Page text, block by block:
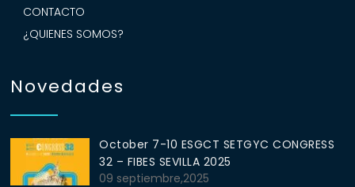
CONTACTO
¿QUIENES SOMOS?
Novedades
October 7-10 ESGCT SETGYC CONGRESS
32 – FIBES SEVILLA 2025
09 septiembre,2025